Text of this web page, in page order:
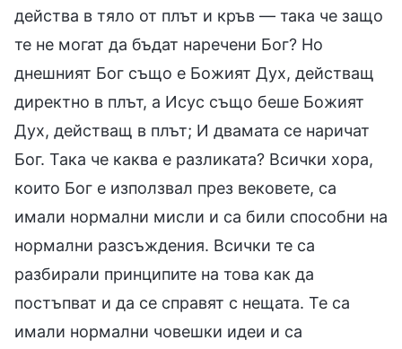
действа в тяло от плът и кръв — така че защо
те не могат да бъдат наречени Бог? Но
днешният Бог също е Божият Дух, действащ
директно в плът, а Исус също беше Божият
Дух, действащ в плът; И двамата се наричат
Бог. Така че каква е разликата? Всички хора,
които Бог е използвал през вековете, са
имали нормални мисли и са били способни на
нормални разсъждения. Всички те са
разбирали принципите на това как да
постъпват и да се справят с нещата. Те са
имали нормални човешки идеи и са